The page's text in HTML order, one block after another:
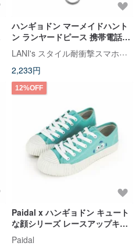
ハンギョドン マーメイドハント
ン ランヤードピース 携帯電話用
ランヤードピース
LANI's スタイル耐衝撃スマホケース
2,233円
12%OFF
Paidal x ハンギョドン キュート
な顔シリーズ レースアップキャ
ンバススニーカー
Paidal